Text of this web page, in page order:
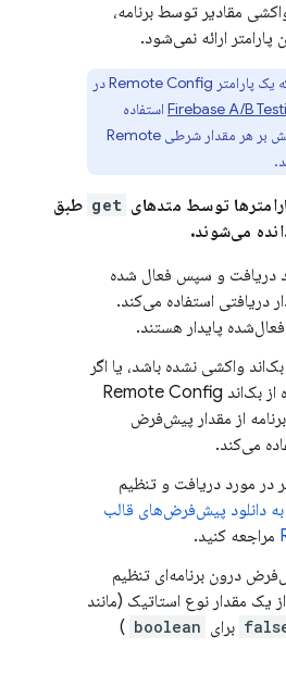
مقادیر توسط برنامه،
پارامتر ارائه نمی‌شود.
یک پارامتر Remote Configدر
Firebase A/B استفاده
بر هر مقدار شرطی Remote
توسط متدهای get طبق
می‌شوند.
دریافت و سپس فعال شده
دریافتی استفاده می‌کند.
فعال‌شده پایدار هستند.
واکشی نشده باشد، یا اگر
بک‌اند Remote Config
از مقدار پیش‌فرض
می‌کند.
در مورد دریافت و تنظیم
به دانلود پیش‌فرض‌های قالب
مراجعه کنید.
درون برنامه‌ای تنظیم
یک مقدار نوع استاتیک (مانند
برای boolean
)